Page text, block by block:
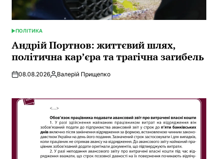
POSTED
IN
ПОЛІТИКА
Андрій Портнов: життєвий шлях,
політична кар’єра та трагічна загибель
08.08.2026Posted
Валерій Прищепко